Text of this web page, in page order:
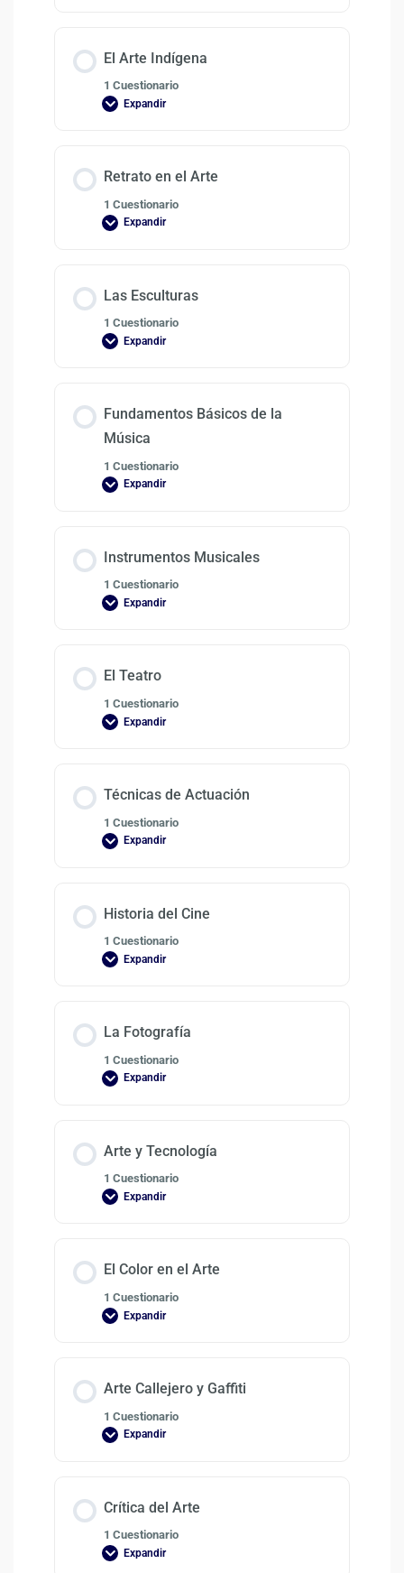
El Arte Indígena
1 Cuestionario
Expandir
Retrato en el Arte
1 Cuestionario
Expandir
Las Esculturas
1 Cuestionario
Expandir
Fundamentos Básicos de la
Música
1 Cuestionario
Expandir
Instrumentos Musicales
1 Cuestionario
Expandir
El Teatro
1 Cuestionario
Expandir
Técnicas de Actuación
1 Cuestionario
Expandir
Historia del Cine
1 Cuestionario
Expandir
La Fotografía
1 Cuestionario
Expandir
Arte y Tecnología
1 Cuestionario
Expandir
El Color en el Arte
1 Cuestionario
Expandir
Arte Callejero y Gaffiti
1 Cuestionario
Expandir
Crítica del Arte
1 Cuestionario
Expandir